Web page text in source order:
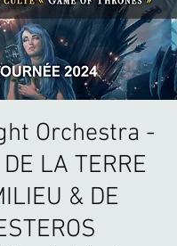
Orchestra -
LA TERRE
& DE